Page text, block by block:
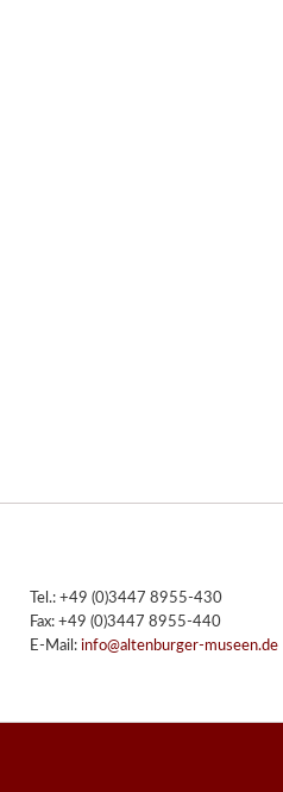
Tel.: +49 (0)3447 8955-430
Fax: +49 (0)3447 8955-440
E-Mail: info@altenburger-museen.de